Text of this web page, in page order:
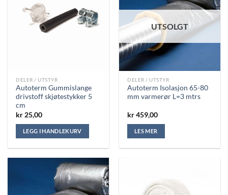
DELER / UTSTYR
Autoterm Gummislange
drivstoff skjøtestykker 5
cm
kr 25,00
LEGG I HANDLEKURV
UTSOLGT
DELER / UTSTYR
Autoterm Isolasjon 65-80
mm varmerør L=3 mtrs
kr459,00
LES MER